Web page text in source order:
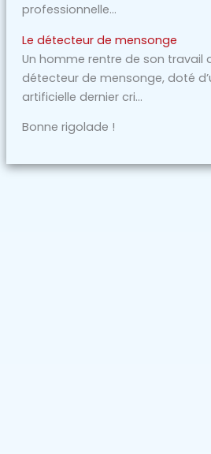
professionnelle…
Le détecteur de mensonge
Un homme rentre de son travail
détecteur de mensonge, doté
artificielle dernier cri…
Bonne rigolade !